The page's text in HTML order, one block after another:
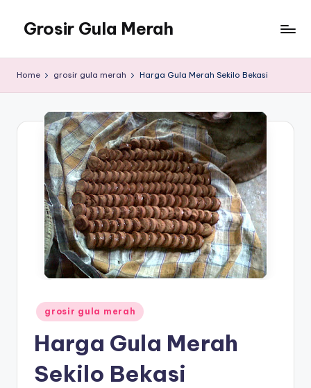
content
Grosir Gula Merah
Gula
Home grosir gula merah Harga Gula Merah Sekilo Bekasi
Posted
in
grosir gula merah
Harga Gula Merah
Sekilo Bekasi